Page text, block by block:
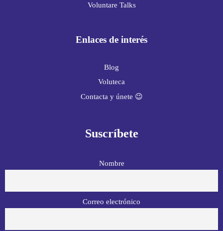
Voluntare Talks
Enlaces de interés
Blog
Voluteca
Contacta y únete 😉
Suscríbete
Nombre
Correo electrónico